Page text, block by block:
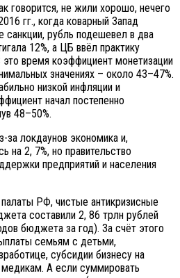
говорится, не жили хорошо, нечего
гг., когда коварный Запад
санкции, рубль подешевел в два
12%, а ЦБ ввёл практику
это время коэффициент монетизации
значениях – около 43–47%.
низкой инфляции и
начал постепенно
48–50%.
за локдаунов экономика и,
на 2, 7%, но правительство
предприятий и населения
РФ, чистые антикризисные
составили 2, 86 трлн рублей
бюджета за год). За счёт этого
семьям с детьми,
субсидии бизнесу на
А если суммировать